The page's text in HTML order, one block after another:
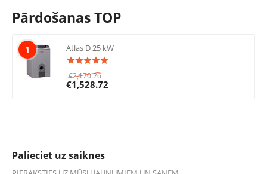
Pārdošanas TOP
1 Atlas D 25 kW
€2,170.26
€1,528.72
Palieciet uz saiknes